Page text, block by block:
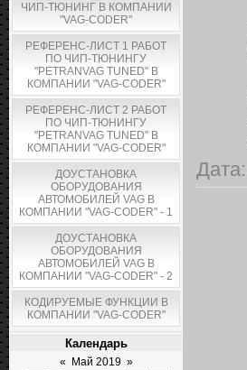
ЧИП-ТЮНИНГ В КОМПАНИИ
"VAG-CODER"
РЕФЕРЕНС-ЛИСТ 1 РАБОТ
ПО ЧИП-ТЮНИНГУ
"PETRANVAG TUNED" В
КОМПАНИИ "VAG-CODER"
РЕФЕРЕНС-ЛИСТ 2 РАБОТ
ПО ЧИП-ТЮНИНГУ
"PETRANVAG TUNED" В
КОМПАНИИ "VAG-CODER"
ДОУСТАНОВКА
ОБОРУДОВАНИЯ
АВТОМОБИЛЕЙ VAG В
КОМПАНИИ "VAG-CODER" - 1
ДОУСТАНОВКА
ОБОРУДОВАНИЯ
АВТОМОБИЛЕЙ VAG В
КОМПАНИИ "VAG-CODER" - 2
КОДИРУЕМЫЕ ФУНКЦИИ В
КОМПАНИИ "VAG-CODER"
Календарь
« Май 2019 »
Дата: